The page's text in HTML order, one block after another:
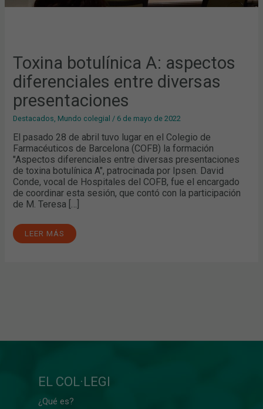
Toxina botulínica A: aspectos
diferenciales entre diversas
presentaciones
Destacados, Mundo colegial / 6 de mayo de 2022
El pasado 28 de abril tuvo lugar en el Colegio de
Farmacéuticos de Barcelona (COFB) la formación
"Aspectos diferenciales entre diversas presentaciones
de toxina botulínica A", patrocinada por Ipsen. David
Conde, vocal de Hospitales del COFB, fue el encargado
de coordinar esta sesión, que contó con la participación
de M. Teresa […]
LEER MÁS
EL COL·LEGI
¿Qué es?